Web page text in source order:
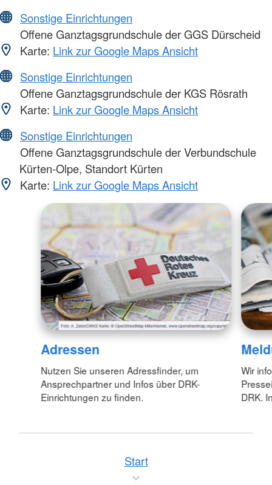
Sonstige Einrichtungen
Offene Ganztagsgrundschule der GGS Dürscheid
Karte: Link zur Google Maps Ansicht
Sonstige Einrichtungen
Offene Ganztagsgrundschule der KGS Rösrath
Karte: Link zur Google Maps Ansicht
Sonstige Einrichtungen
Offene Ganztagsgrundschule der Verbundschule
Kürten-Olpe, Standort Kürten
Karte: Link zur Google Maps Ansicht
Adressen
Nutzen Sie unseren Adressfinder, um
Ansprechpartner und Infos über DRK-
Einrichtungen zu finden.
Wir
DRK.
Start